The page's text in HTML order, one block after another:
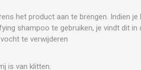
het product aan te brengen. Indien
shampoo te gebruiken, je vindt dit
te verwijderen
is van klitten.